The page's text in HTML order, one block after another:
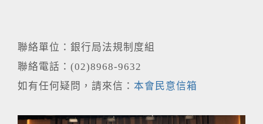
聯絡單位：銀行局法規制度組
聯絡電話：(02)8968-9632
如有任何疑問，請來信： 本會民意信箱